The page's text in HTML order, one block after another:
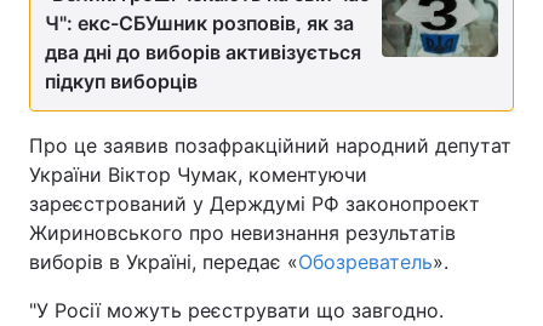
Ч": екс-СБУшник розповів, як за
два дні до виборів активізується
підкуп виборців
Про це заявив позафракційний народний депутат
України Віктор Чумак, коментуючи
зареєстрований у Держдумі РФ законопроект
Жириновського про невизнання результатів
виборів в Україні, передає «Обозреватель».
"У Росії можуть реєструвати що завгодно.